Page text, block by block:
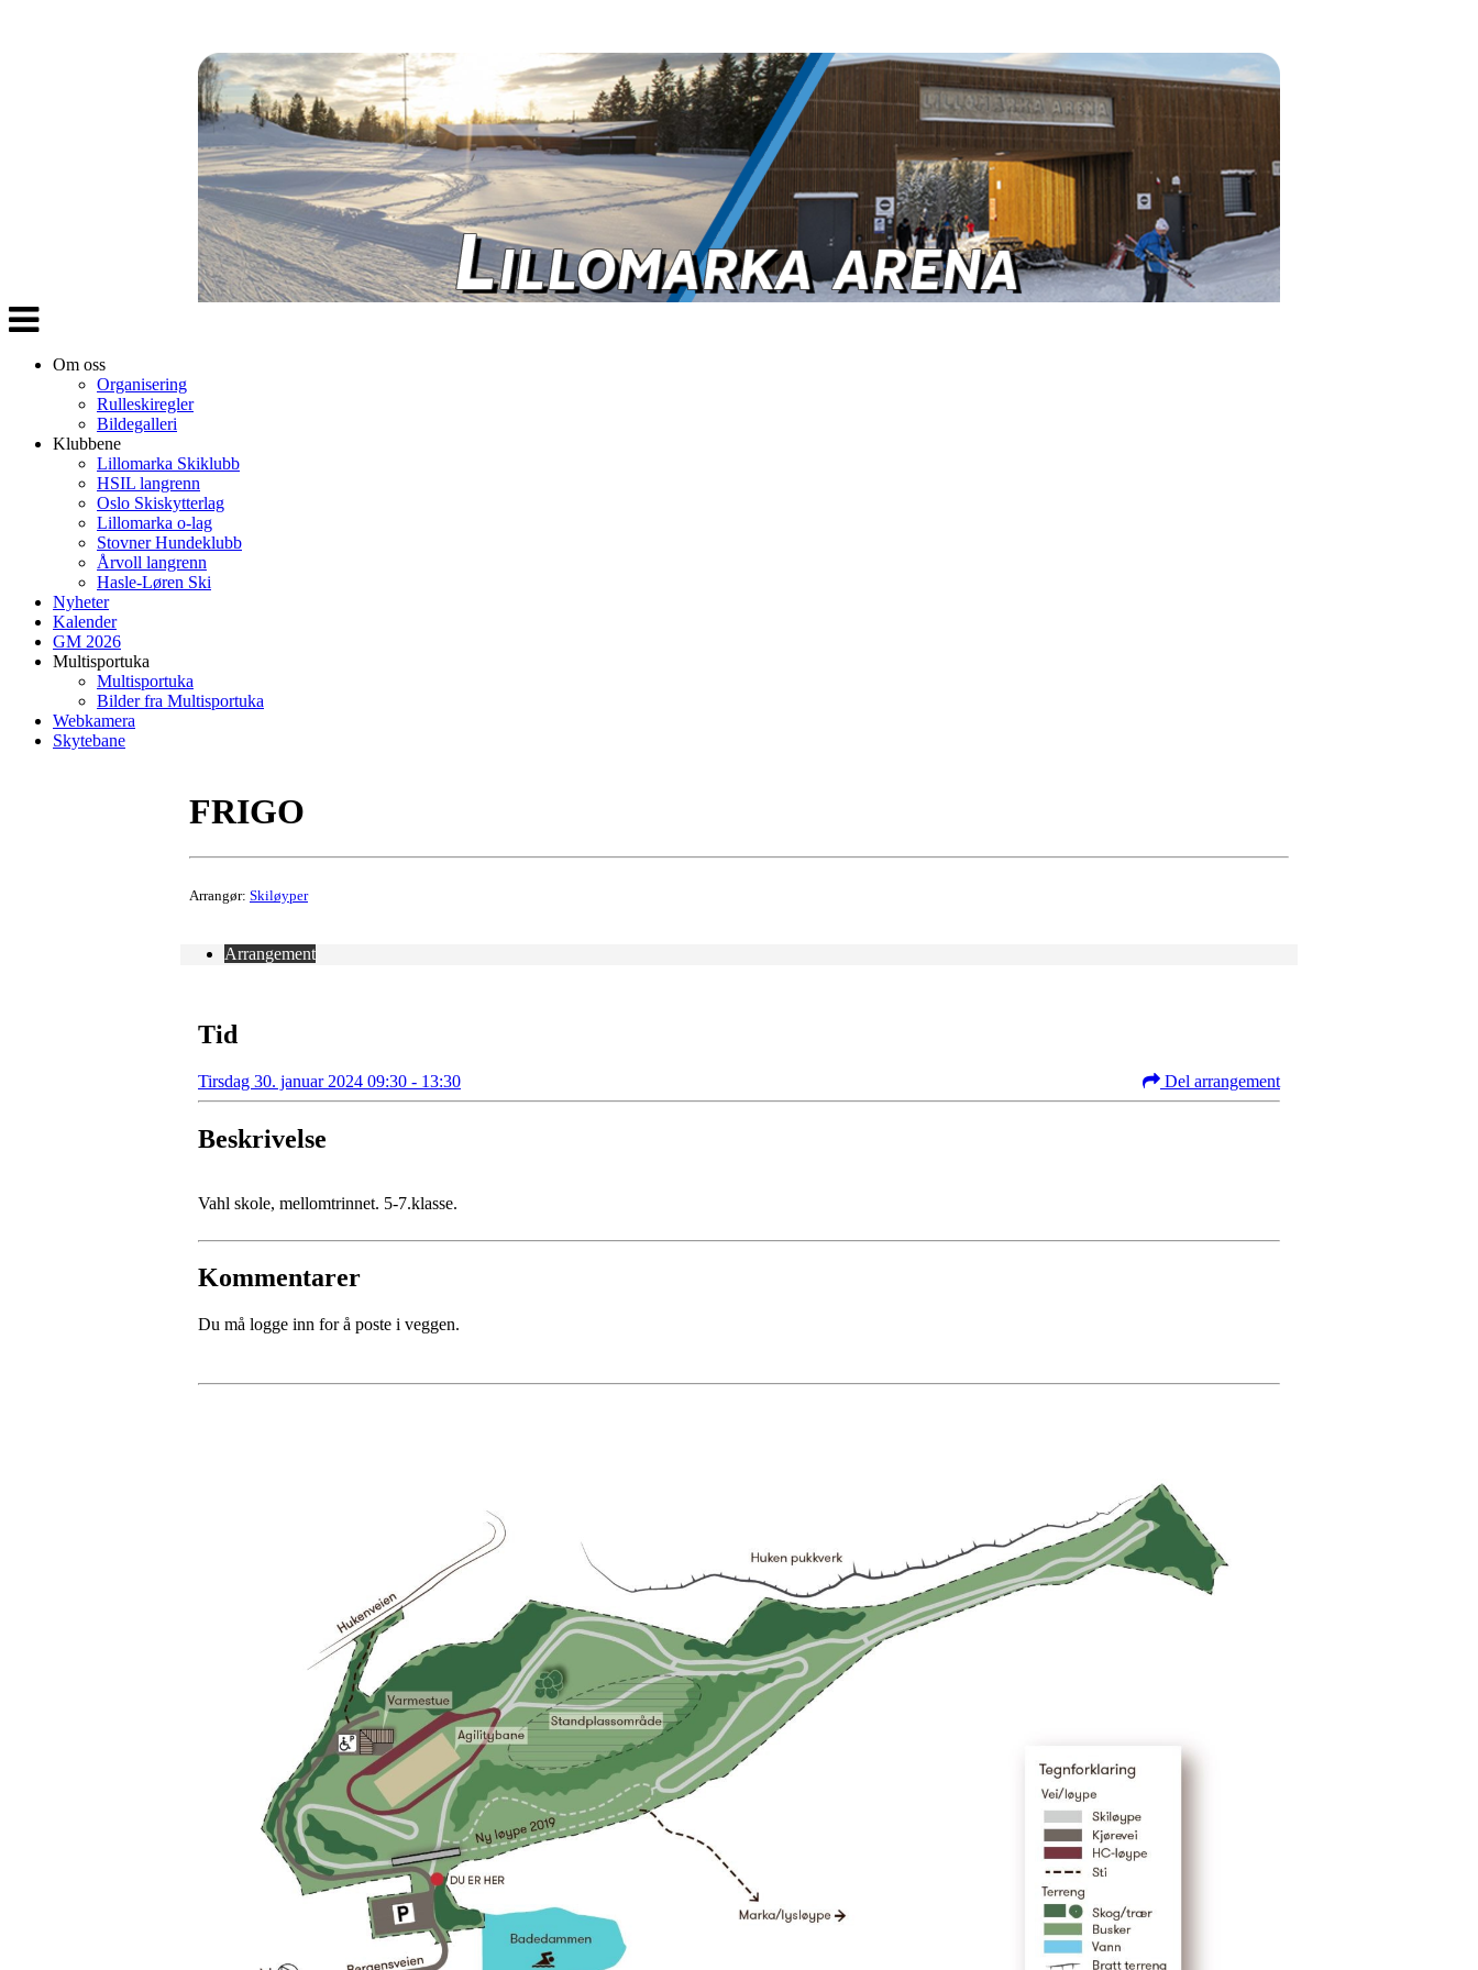
Veksle
navigasjon
Om oss
Organisering
Rulleskiregler
Bildegalleri
Klubbene
Lillomarka Skiklubb
HSIL langrenn
Oslo Skiskytterlag
Lillomarka o-lag
Stovner Hundeklubb
Årvoll langrenn
Hasle-Løren Ski
Nyheter
Kalender
GM 2026
Multisportuka
Multisportuka
Bilder fra Multisportuka
Webkamera
Skytebane
FRIGO
Arrangør: Skiløyper
Arrangement
Tid
Tirsdag 30. januar 2024 09:30 - 13:30 Del arrangement
Beskrivelse
Vahl skole, mellomtrinnet. 5-7.klasse.
Kommentarer
Du må logge inn for å poste i veggen.